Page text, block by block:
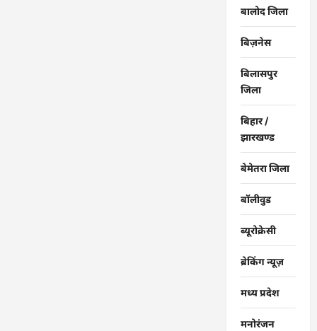
बालोद जिला
बिज़नेस
बिलासपुर
जिला
बिहार /
झारखण्ड
बेमेतरा जिला
बॉलीवुड
ब्यूरोक्रेसी
ब्रेकिंग न्यूज़
मध्य प्रदेश
मनोरंजन